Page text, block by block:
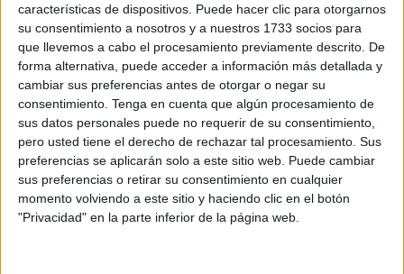
características de dispositivos. Puede hacer clic para otorgarnos
su consentimiento a nosotros y a nuestros 1733 socios para
que llevemos a cabo el procesamiento previamente descrito. De
forma alternativa, puede acceder a información más detallada y
cambiar sus preferencias antes de otorgar o negar su
consentimiento. Tenga en cuenta que algún procesamiento de
sus datos personales puede no requerir de su consentimiento,
pero usted tiene el derecho de rechazar tal procesamiento. Sus
preferencias se aplicarán solo a este sitio web. Puede cambiar
sus preferencias o retirar su consentimiento en cualquier
momento volviendo a este sitio y haciendo clic en el botón
"Privacidad" en la parte inferior de la página web.
Una primera parte en la que no pasaron muchas cosas
debido al respeto que se tenían ambos equipos, fruto de lo
que se están jugandoen esta eliminatoria , nada más ni
nada menos que pelear por ascender a Segunda RFEF.
Los locales intentaban dominarel centro del campoen
las botas de Moyano, que venía a recibir para sacar el
balón jugado desde atrás cuando Rodin se la daba. El
juego del filial ceutí se basaban en abrir bien a bandas,
sobre todo en la derecha para encontrar a Sergio Rivera.